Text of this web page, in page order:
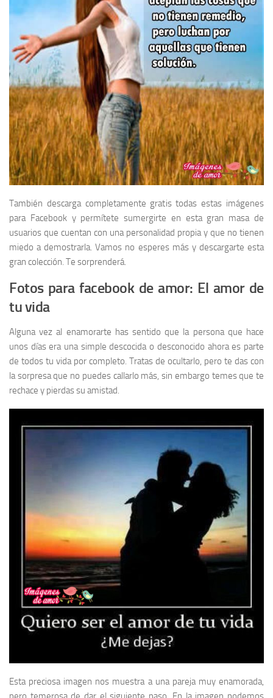
También descarga completamente gratis todas estas imágenes
para Facebook y permítete sumergirte en esta gran masa de
usuarios que cuentan con una personalidad propia y que no tienen
miedo a demostrarla. Vamos no esperes más y descargarte esta
gran colección. Te sorprenderá.
Fotos para facebook de amor: El amor de
tu vida
Alguna vez al enamorarte has sentido que la persona que hace
unos días era una simple descocida o desconocido ahora es parte
de todos tu vida por completo. Tratas de ocultarlo, pero te das con
la sorpresa que no puedes callarlo más, sin embargo temes que te
rechace y pierdas su amistad.
Esta preciosa imagen nos muestra a una pareja muy enamorada,